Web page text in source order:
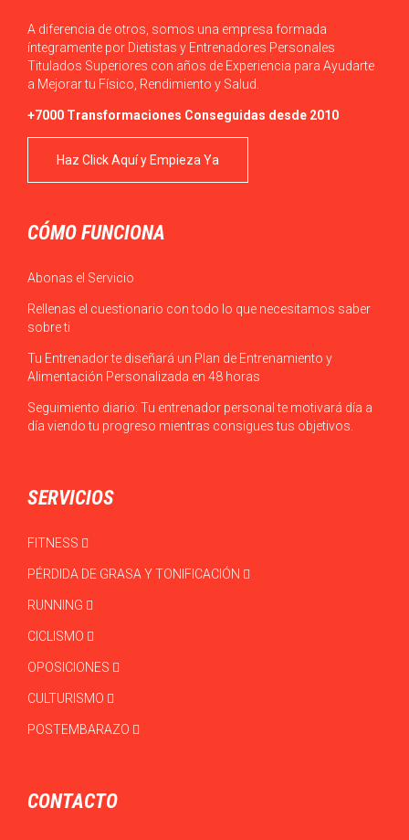
A diferencia de otros, somos una empresa formada
íntegramente por Dietistas y Entrenadores Personales
Titulados Superiores con años de Experiencia para Ayudarte
a Mejorar tu Físico, Rendimiento y Salud.
+7000 Transformaciones Conseguidas desde 2010
Haz Click Aquí y Empieza Ya
CÓMO FUNCIONA
Abonas el Servicio
Rellenas el cuestionario con todo lo que necesitamos saber
sobre ti
Tu Entrenador te diseñará un Plan de Entrenamiento y
Alimentación Personalizada en 48 horas
Seguimiento diario: Tu entrenador personal te motivará día a
día viendo tu progreso mientras consigues tus objetivos.
SERVICIOS
FITNESS
PÉRDIDA DE GRASA Y TONIFICACIÓN
RUNNING
CICLISMO
OPOSICIONES
CULTURISMO
POSTEMBARAZO
CONTACTO